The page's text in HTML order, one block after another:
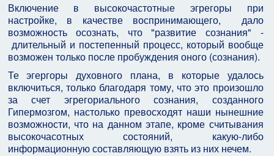
Включение в высокочастотные эгрегоры при
настройке, в качестве воспринимающего, дало
возможность осознать, что "развитие сознания" -
длительный и постепенный процесс, который вообще
возможен только после пробуждения оного (сознания).
Те эгергоры духовного плана, в которые удалось
включиться, только благодаря тому, что это произошло
за счет эгрегориального сознания, созданного
Гипермозгом, настолько превосходят наши нынешние
возможности, что на данном этапе, кроме считывания
высокочасотных состояний, какую-либо
информационную составляющую взять из них нечем.